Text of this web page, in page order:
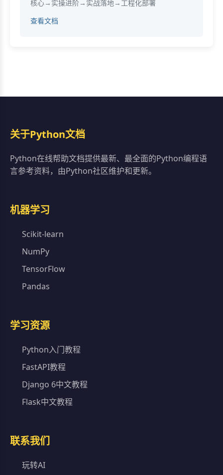
核心→实操进阶→实战落地→工程化部署
查看文档
关于Python文档
Python在线帮助文档提供最新、最全面的Python编程语
言参考资料，由Python社区维护和更新。
机器学习
Scikit-learn
NumPy
TensorFlow
Pandas
学习资源
Python入门教程
FastAPI教程
Django 6中文教程
Flask中文教程
联系我们
玩转AI